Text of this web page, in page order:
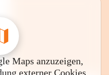
Maps anzuzeigen,
externer Cookies